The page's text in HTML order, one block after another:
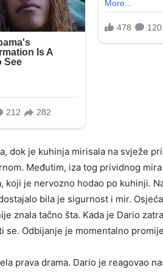
dok je kuhinja mirisala na svježe
Međutim, iza tog prividnog
koji je nervozno hodao po kuhinji.
bila je sigurnost i mir.
znala tačno šta. Kada je Dario
se. Odbijanje je momentalno
prava drama. Dario je reagovao